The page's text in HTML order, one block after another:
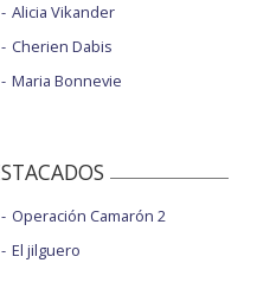
Alicia Vikander
Cherien Dabis
Maria Bonnevie
Operación Camarón 2
El jilguero